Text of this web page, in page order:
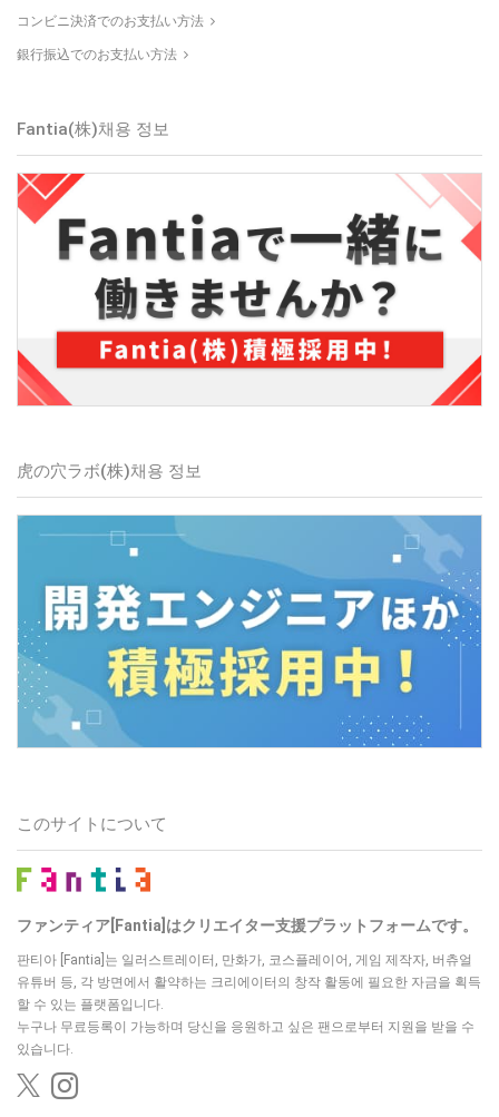
コンビニ決済でのお支払い方法
銀行振込でのお支払い方法
Fantia(株)채용 정보
虎の穴ラボ(株)채용 정보
このサイトについて
ファンティア[Fantia]はクリエイター支援プラットフォームです。
판티아 [Fantia]는 일러스트레이터, 만화가, 코스플레이어, 게임 제작자, 버츄얼
유튜버 등, 각 방면에서 활약하는 크리에이터의 창작 활동에 필요한 자금을 획득
할 수 있는 플랫폼입니다.
누구나 무료등록이 가능하며 당신을 응원하고 싶은 팬으로부터 지원을 받을 수
있습니다.